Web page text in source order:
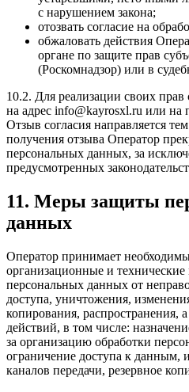
с нарушением закона;
отозвать согласие на
обжаловать действия
органе по защите прав
(Роскомнадзор) или в
10.2. Для реализации своих прав
на адрес info@kayrosxl.ru или на
Отзыв согласия направляется
получения отзыва Оператор
персональных данных, за
предусмотренных
11. Меры защиты
данных
Оператор принимает
организационные и
персональных данных от
доступа, уничтожения,
копирования,
действий, в том числе:
за организацию обработки
ограничение доступа к данным,
каналов передачи, резервное